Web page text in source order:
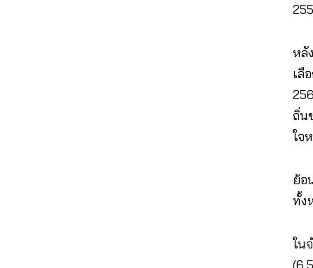
หลั
เลื
ถิ่น
ใจ
ย้อ
ทั้ง
ใน